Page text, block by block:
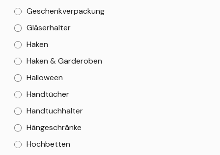
Geschenkverpackung
Gläserhalter
Haken
Haken & Garderoben
Halloween
Handtücher
Handtuchhalter
Hängeschränke
Hochbetten